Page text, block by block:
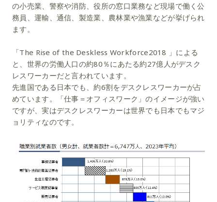
の小売業、警察や消防、役所の窓口業務など現場で働く公
務員、運輸、通信、製造業、農林業や漁業などが挙げられ
ます。
「The Rise of the Deskless Workforce2018 」による
と、世界の労働人口の約80％にあたる約27億人がデスク
レスワーカーだと言われています。
先進国である日本でも、約6割をデスクレスワーカーが占
めています。「仕事＝オフィスワーク」のイメージが強い
ですが、実はデスクレスワーカーは世界でも日本でもマジ
ョリティなのです。